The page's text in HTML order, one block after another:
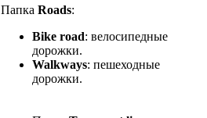
Папка Roads:
Bike road: велосипедные
дорожки.
Walkways: пешеходные
дорожки.